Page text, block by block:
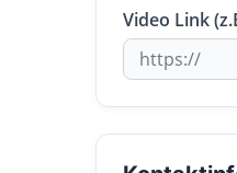
Video Link